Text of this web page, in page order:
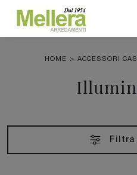
HOME > ACCESSORI
Filtra